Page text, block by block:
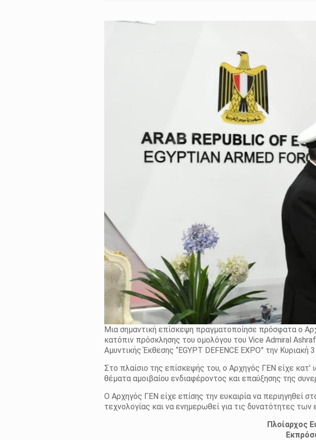
Μια σημαντική επίσκεψη πραγματοποίησε πρόσφατα o
κατόπιν πρόσκλησης του ομολόγου του Vice Admiral
Αμυντικής Έκθεσης “ΕGYPT DEFENCE EXPO” την
Στο πλαίσιο της επίσκεψής του, ο Αρχηγός ΓΕΝ είχε κατ’
θέματα αμοιβαίου ενδιαφέροντος και επαύξησης της
Ο Αρχηγός ΓΕΝ είχε επίσης την ευκαιρία να περιηγηθεί
τεχνολογίας και να ενημερωθεί για τις δυνατότητες των
Πλοίαρχος